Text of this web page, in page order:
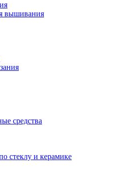
вышивания
средства
стеклу и керамике